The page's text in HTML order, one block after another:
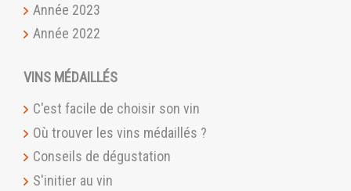
Année 2023
Année 2022
VINS MÉDAILLÉS
C'est facile de choisir son vin
Où trouver les vins médaillés ?
Conseils de dégustation
S'initier au vin